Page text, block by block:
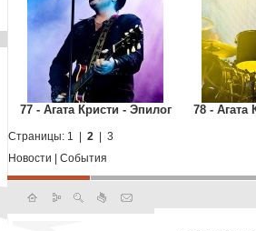
77 - Агата Кристи - Эпилог 78 - Агата
Страницы: 1 | 2 | 3
Новости
События